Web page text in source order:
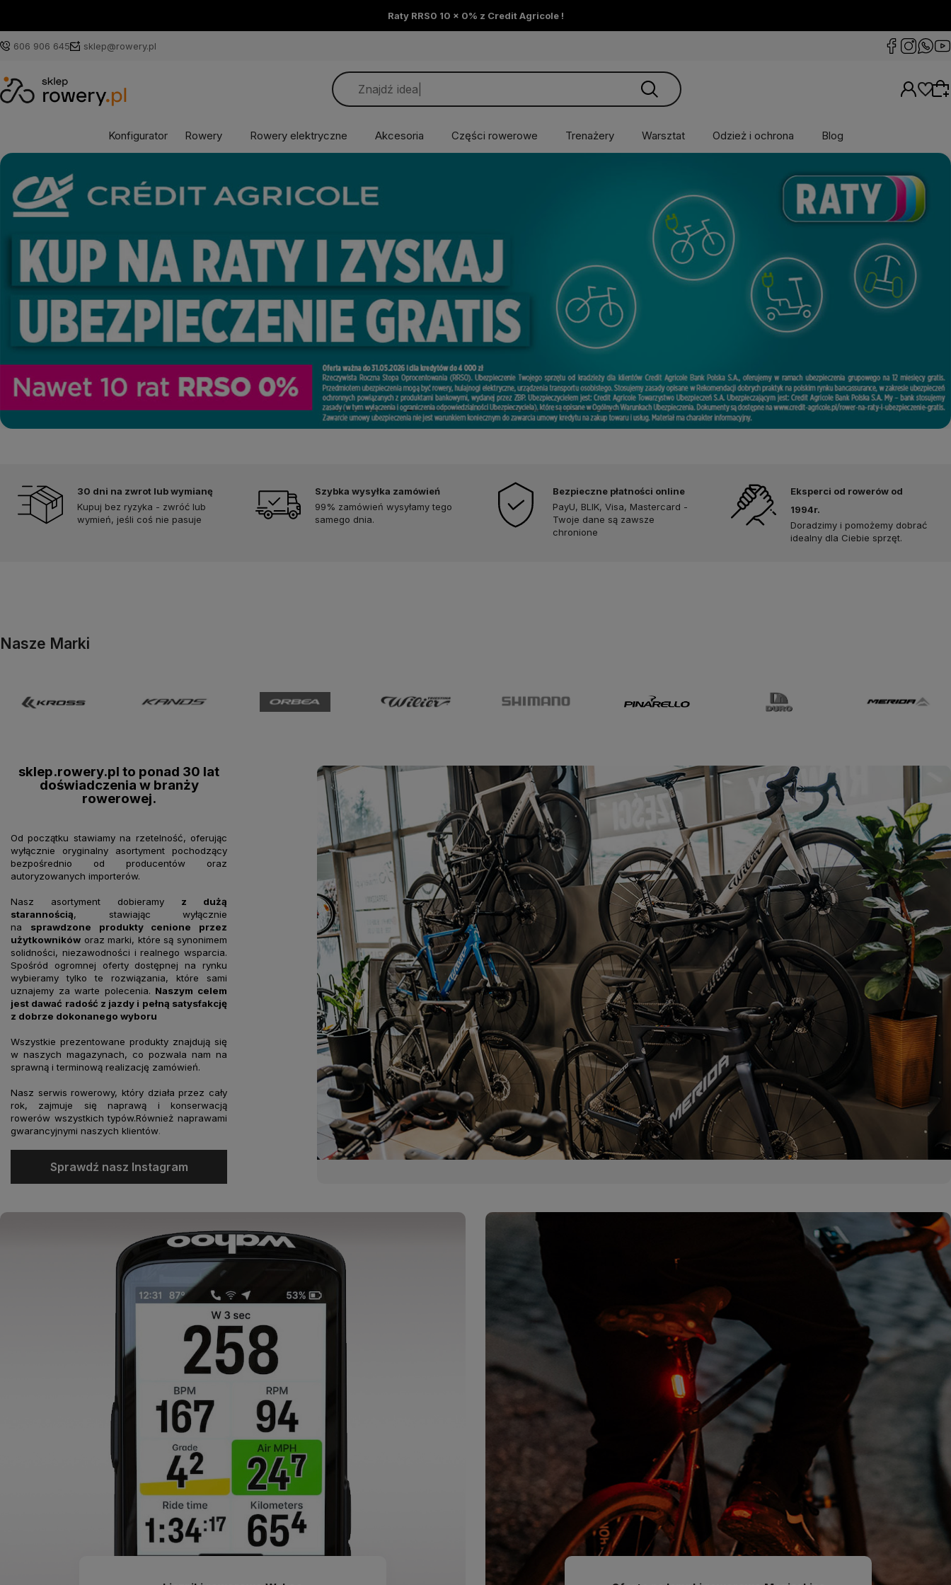
Raty RRS0 10 x 0% z Credit Agricole !
606 906 645 sklep@rowery.pl
Wybierz coś dla siebie z naszej aktualnej
oferty lub zaloguj się, aby przywrócić dodane
produkty do listy z poprzedniej sesji.
Konfigurator Rowery Rowery elektryczne Akcesoria Części rowerowe Trenażery Warsztat Odzież i ochrona Blog
30 dni na zwrot lub wymianę
Kupuj bez ryzyka - zwróć lub
wymień, jeśli coś nie pasuje
Szybka wysyłka zamówień
99% zamówień wysyłamy tego
samego dnia.
Bezpieczne płatności online
PayU, BLIK, Visa, Mastercard -
Twoje dane są zawsze
chronione
Eksperci od rowerów od
1994r.
Doradzimy i pomożemy dobrać
idealny dla Ciebie sprzęt.
Nasze Marki
sklep.rowery.pl to ponad 30 lat
doświadczenia w branży
rowerowej.
Od początku stawiamy na rzetelność, oferując
wyłącznie oryginalny asortyment pochodzący
bezpośrednio od producentów oraz
autoryzowanych importerów.
Nasz asortyment dobieramy z dużą
starannością, stawiając wyłącznie
na sprawdzone produkty cenione przez
użytkowników oraz marki, które są synonimem
solidności, niezawodności i realnego wsparcia.
Spośród ogromnej oferty dostępnej na rynku
wybieramy tylko te rozwiązania, które sami
uznajemy za warte polecenia. Naszym celem
jest dawać radość z jazdy i pełną satysfakcję
z dobrze dokonanego wyboru
Wszystkie prezentowane produkty znajdują się
w naszych magazynach, co pozwala nam na
sprawną i terminową realizację zamówień.
Nasz serwis rowerowy, który działa przez cały
rok, zajmuje się naprawą i konserwacją
rowerów wszystkich typów.Również naprawami
gwarancyjnymi naszych klientów.
Sprawdź nasz Instagram